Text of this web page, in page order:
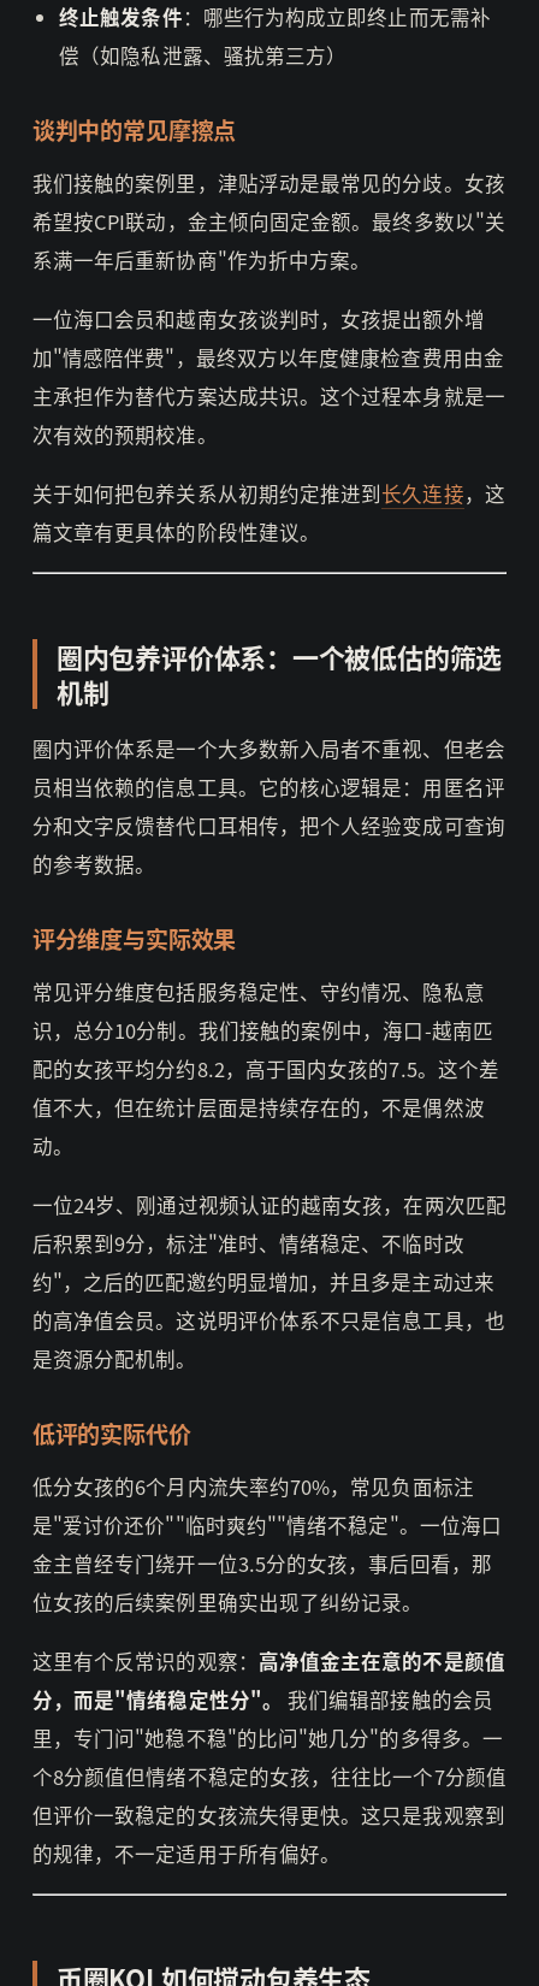
终止触发条件：哪些行为构成立即终止而无需补
偿（如隐私泄露、骚扰第三方）
谈判中的常见摩擦点
我们接触的案例里，津贴浮动是最常见的分歧。女孩
希望按CPI联动，金主倾向固定金额。最终多数以"关
系满一年后重新协商"作为折中方案。
一位海口会员和越南女孩谈判时，女孩提出额外增
加"情感陪伴费"，最终双方以年度健康检查费用由金
主承担作为替代方案达成共识。这个过程本身就是一
次有效的预期校准。
关于如何把包养关系从初期约定推进到长久连接，这
篇文章有更具体的阶段性建议。
圈内包养评价体系：一个被低估的筛选
机制
圈内评价体系是一个大多数新入局者不重视、但老会
员相当依赖的信息工具。它的核心逻辑是：用匿名评
分和文字反馈替代口耳相传，把个人经验变成可查询
的参考数据。
评分维度与实际效果
常见评分维度包括服务稳定性、守约情况、隐私意
识，总分10分制。我们接触的案例中，海口-越南匹
配的女孩平均分约8.2，高于国内女孩的7.5。这个差
值不大，但在统计层面是持续存在的，不是偶然波
动。
一位24岁、刚通过视频认证的越南女孩，在两次匹配
后积累到9分，标注"准时、情绪稳定、不临时改
约"，之后的匹配邀约明显增加，并且多是主动过来
的高净值会员。这说明评价体系不只是信息工具，也
是资源分配机制。
低评的实际代价
低分女孩的6个月内流失率约70%，常见负面标注
是"爱讨价还价""临时爽约""情绪不稳定"。一位海口
金主曾经专门绕开一位3.5分的女孩，事后回看，那
位女孩的后续案例里确实出现了纠纷记录。
这里有个反常识的观察： 高净值金主在意的不是颜值
分，而是"情绪稳定性分"。
我们编辑部接触的会员
里，专门问"她稳不稳"的比问"她几分"的多得多。一
个8分颜值但情绪不稳定的女孩，往往比一个7分颜值
但评价一致稳定的女孩流失得更快。这只是我观察到
的规律，不一定适用于所有偏好。
币圈KOL如何搅动包养生态